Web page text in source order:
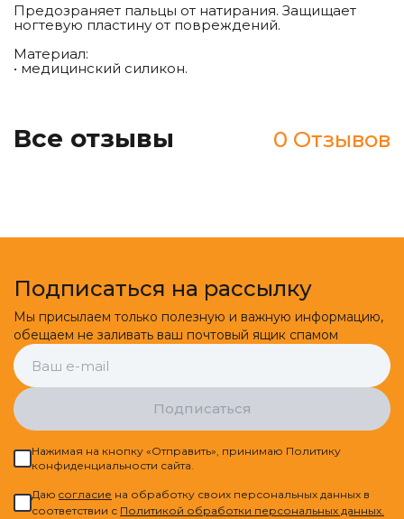
Предозраняет пальцы от натирания. Защищает
ногтевую пластину от повреждений.
Материал:
• медицинский силикон.
Все отзывы 0 Отзывов
Подписаться на рассылку
Мы присылаем только полезную и важную информацию,
обещаем не заливать ваш почтовый ящик спамом
Подписаться
Нажимая на кнопку «Отправить», принимаю Политику
конфиденциальности сайта.
Даю cогласие на обработку своих персональных данных в
соответствии с Политикой обработки персональных данных.